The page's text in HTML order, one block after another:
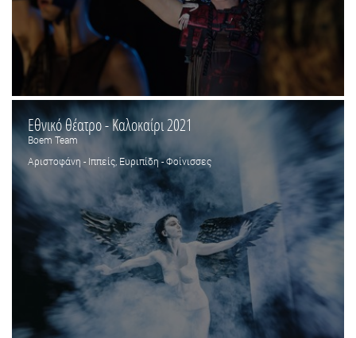
Εθνικό θέατρο - Καλοκαίρι 2021
Boem Team
Αριστοφάνη - Ιππείς, Ευριπίδη - Φοίνισσες